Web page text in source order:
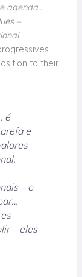
agenda…
–
to their
é
e
– e
– eles